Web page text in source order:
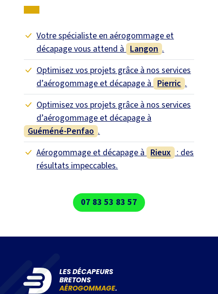
Votre spécialiste en aérogommage et
décapage vous attend à Langon .
Optimisez vos projets grâce à nos services
d’aérogommage et décapage à Pierric .
Optimisez vos projets grâce à nos services
d’aérogommage et décapage à
Guéméné-Penfao .
Aérogommage et décapage à Rieux : des
résultats impeccables.
07 83 53 83 57
LES DÉCAPEURS
BRETONS
AÉROGOMMAGE.